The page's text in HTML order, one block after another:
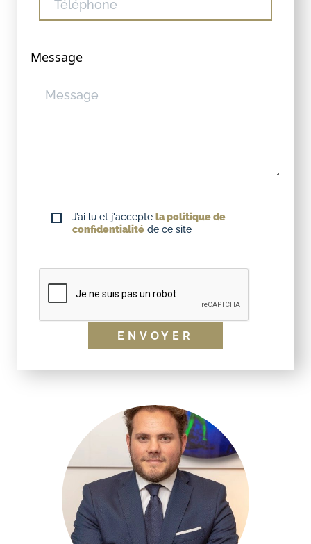
Message
J’ai lu et j'accepte la politique de
confidentialité de ce site